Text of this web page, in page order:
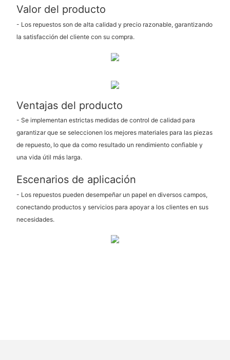
Valor del producto
- Los repuestos son de alta calidad y precio razonable, garantizando
la satisfacción del cliente con su compra.
Ventajas del producto
- Se implementan estrictas medidas de control de calidad para
garantizar que se seleccionen los mejores materiales para las piezas
de repuesto, lo que da como resultado un rendimiento confiable y
una vida útil más larga.
Escenarios de aplicación
- Los repuestos pueden desempeñar un papel en diversos campos,
conectando productos y servicios para apoyar a los clientes en sus
necesidades.